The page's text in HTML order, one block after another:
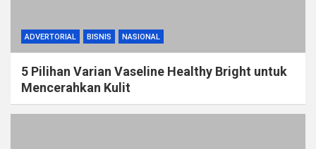
ADVERTORIAL BISNIS NASIONAL
5 Pilihan Varian Vaseline Healthy Bright untuk
Mencerahkan Kulit